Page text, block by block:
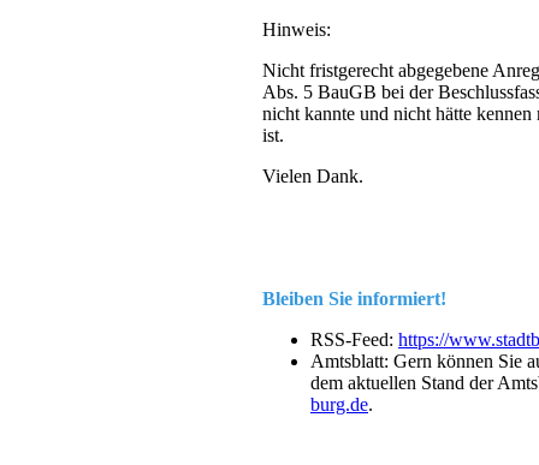
Hinweis:
Nicht fristgerecht abgegebene
Abs. 5 BauGB bei der
nicht kannte und nicht hätte
ist.
Vielen Dank.
Bleiben Sie informiert!
RSS-Feed: https://
Amtsblatt: Gern können Sie
dem aktuellen Stand der
burg.de.